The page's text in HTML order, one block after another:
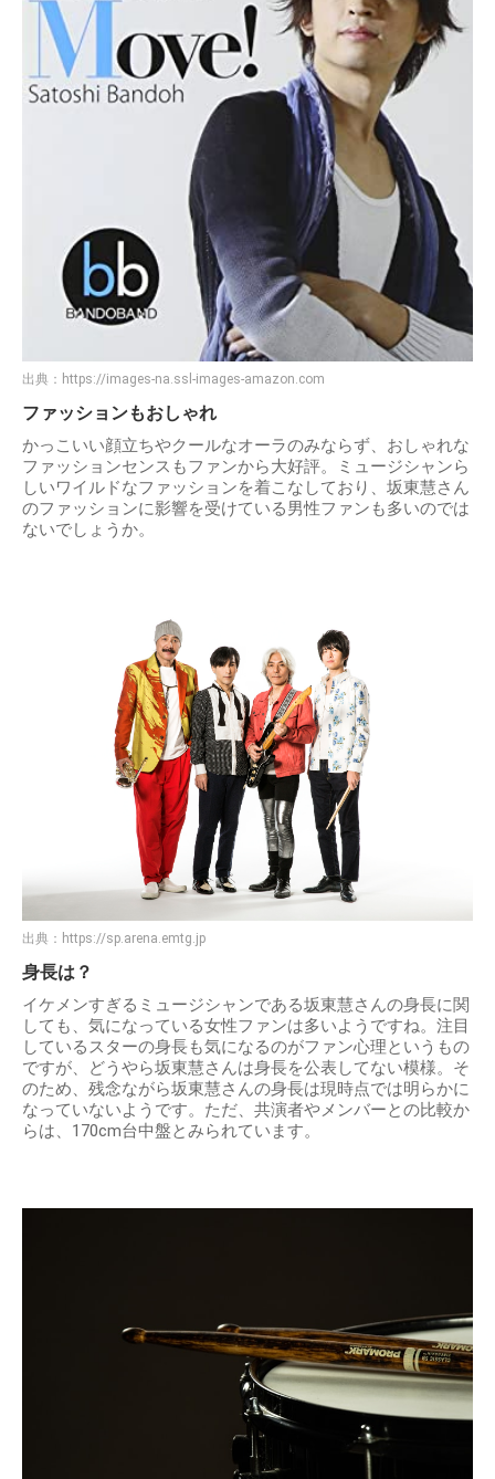
出典： https://images-na.ssl-images-amazon.com
ファッションもおしゃれ
かっこいい顔立ちやクールなオーラのみならず、おしゃれな
ファッションセンスもファンから大好評。ミュージシャンら
しいワイルドなファッションを着こなしており、坂東慧さん
のファッションに影響を受けている男性ファンも多いのでは
ないでしょうか。
出典： https://sp.arena.emtg.jp
身長は？
イケメンすぎるミュージシャンである坂東慧さんの身長に関
しても、気になっている女性ファンは多いようですね。注目
しているスターの身長も気になるのがファン心理というもの
ですが、どうやら坂東慧さんは身長を公表してない模様。そ
のため、残念ながら坂東慧さんの身長は現時点では明らかに
なっていないようです。ただ、共演者やメンバーとの比較か
らは、170cm台中盤とみられています。